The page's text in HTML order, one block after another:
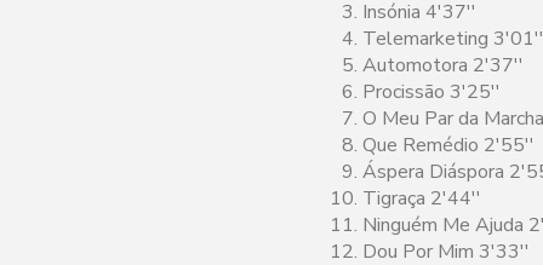
Insónia 4'37''
Telemarketing 3'01''
Automotora 2'37''
Procissão 3'25''
O Meu Par da
Que Remédio 2'55''
Áspera Diáspora
Tigraça 2'44''
Ninguém Me Ajuda
Dou Por Mim 3'33''